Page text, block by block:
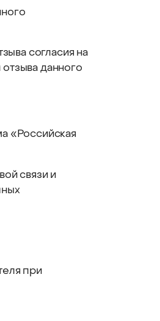
согласия на
данного
«Российская
связи и
при